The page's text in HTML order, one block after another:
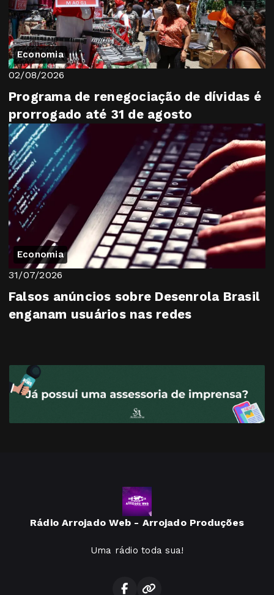
Economia
02/08/2026
Programa de renegociação de dívidas é
prorrogado até 31 de agosto
Economia
31/07/2026
Falsos anúncios sobre Desenrola Brasil
enganam usuários nas redes
Rádio Arrojado Web - Arrojado Produções
Uma rádio toda sua!